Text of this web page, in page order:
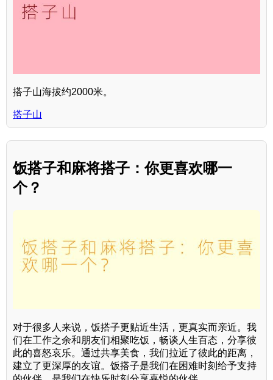
搭子山海拔约2000米。
搭子山
饭搭子和麻将搭子：你更喜欢哪一
个？
对于很多人来说，饭搭子更贴近生活，更真实而亲近。我
们在工作之余和朋友们相聚吃饭，畅谈人生百态，分享彼
此的喜怒哀乐。通过共享美食，我们拉近了彼此的距离，
建立了更深厚的友谊。饭搭子是我们在困难时刻给予支持